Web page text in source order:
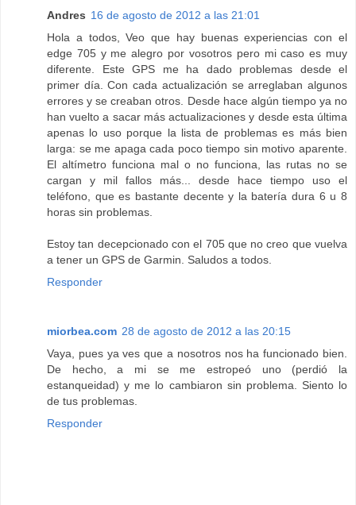
Andres 16 de agosto de 2012 a las 21:01
Hola a todos, Veo que hay buenas experiencias con el
edge 705 y me alegro por vosotros pero mi caso es muy
diferente. Este GPS me ha dado problemas desde el
primer día. Con cada actualización se arreglaban algunos
errores y se creaban otros. Desde hace algún tiempo ya no
han vuelto a sacar más actualizaciones y desde esta última
apenas lo uso porque la lista de problemas es más bien
larga: se me apaga cada poco tiempo sin motivo aparente.
El altímetro funciona mal o no funciona, las rutas no se
cargan y mil fallos más... desde hace tiempo uso el
teléfono, que es bastante decente y la batería dura 6 u 8
horas sin problemas.
Estoy tan decepcionado con el 705 que no creo que vuelva
a tener un GPS de Garmin. Saludos a todos.
Responder
miorbea.com 28 de agosto de 2012 a las 20:15
Vaya, pues ya ves que a nosotros nos ha funcionado bien.
De hecho, a mi se me estropeó uno (perdió la
estanqueidad) y me lo cambiaron sin problema. Siento lo
de tus problemas.
Responder